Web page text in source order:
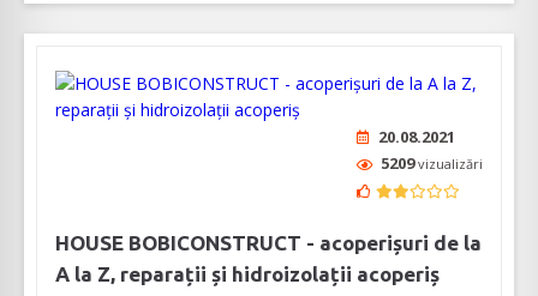
20.08.2021
5209vizualizări
HOUSE BOBICONSTRUCT - acoperișuri de la
A la Z, reparații și hidroizolații acoperiș